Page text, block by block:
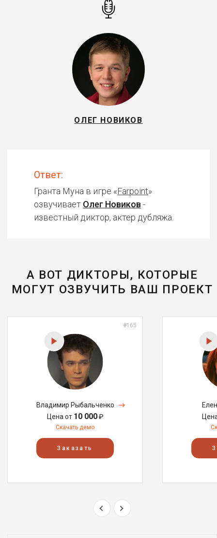
ОЛЕГ НОВИКОВ
Ответ:
Гранта Муна в игре «Farpoint»
озвучивает Олег Новиков -
известный диктор, актер дубляжа.
А ВОТ ДИКТОРЫ, КОТОРЫЕ
МОГУТ ОЗВУЧИТЬ ВАШ ПРОЕКТ
#165
Владимир Рыбальченко
Цена от 10 000₽
Скачать демо
Заказать